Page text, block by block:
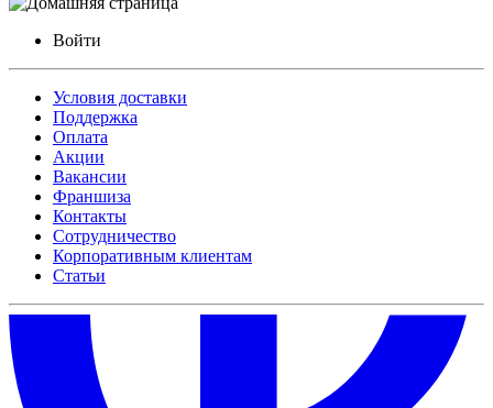
Войти
Условия доставки
Поддержка
Оплата
Акции
Вакансии
Франшиза
Контакты
Сотрудничество
Корпоративным клиентам
Статьи